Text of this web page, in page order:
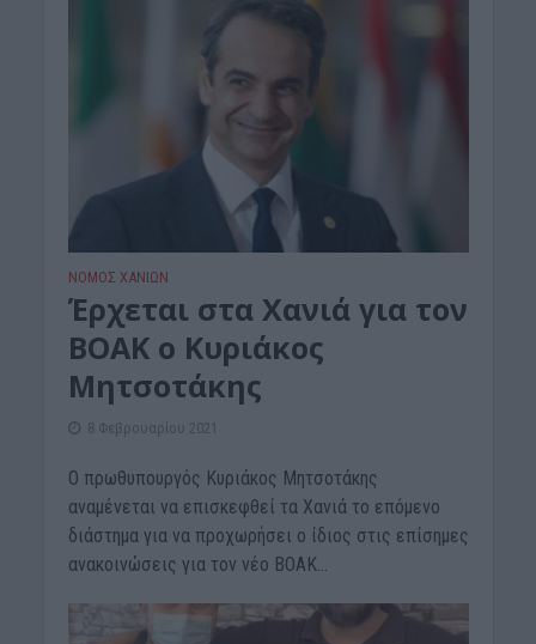
ΝΟΜΌΣ ΧΑΝΊΩΝ
Έρχεται στα Χανιά για τον
ΒΟΑΚ ο Κυριάκος
Μητσοτάκης
8 Φεβρουαρίου 2021
Ο πρωθυπουργός Κυριάκος Μητσοτάκης
αναμένεται να επισκεφθεί τα Χανιά το επόμενο
διάστημα για να προχωρήσει ο ίδιος στις επίσημες
ανακοινώσεις για τον νέο ΒΟΑΚ...